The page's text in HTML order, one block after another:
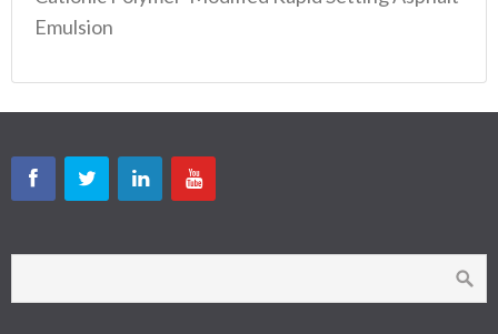
Emulsion